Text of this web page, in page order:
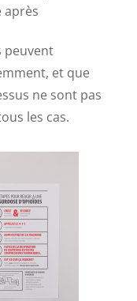
après
peuvent
et que
ne sont pas
les cas.